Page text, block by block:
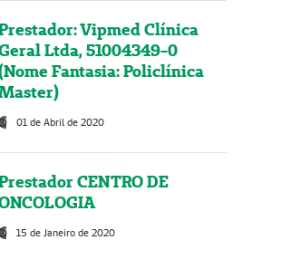
Vipmed Clínica
Ltda, 51004349-0
Fantasia: Policlínica
01 de Abril de 2020
CENTRO DE
15 de Janeiro de 2020